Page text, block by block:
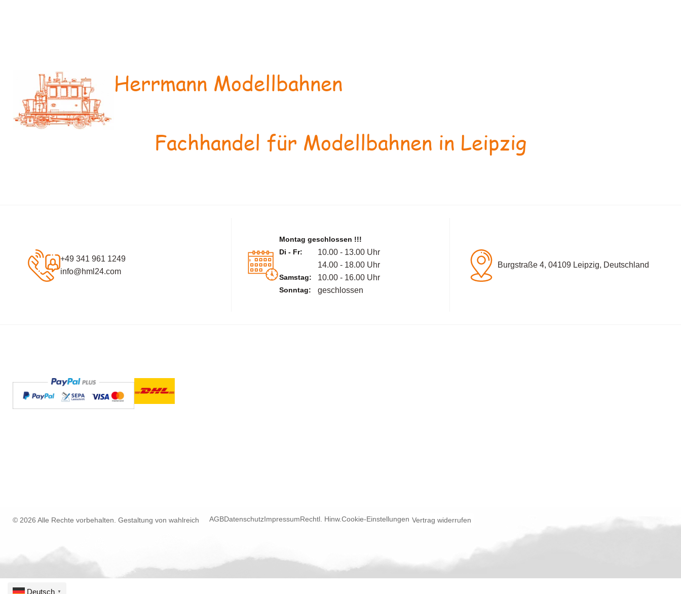
Herrmann Modellbahnen
Fachhandel für Modellbahnen in Leipzig
+49 341 961 1249
info@hml24.com
Montag geschlossen !!!
Di - Fr:
10.00 - 13.00 Uhr
14.00 - 18.00 Uhr
Samstag: 10.00 - 16.00 Uhr
Sonntag: geschlossen
Burgstraße 4, 04109 Leipzig, Deutschland
© 2026 Alle Rechte vorbehalten. Gestaltung von wahlreich AGBDatenschutzImpressumRechtl. Hinw.Cookie-Einstellungen Vertrag widerrufen
Deutsch ▼